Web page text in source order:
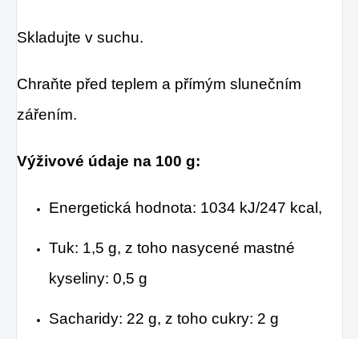
Skladujte v suchu.
Chraňte před teplem a přímým slunečním
zářením.
Výživové údaje na 100 g:
Energetická hodnota: 1034 kJ/247 kcal,
Tuk: 1,5 g, z toho nasycené mastné
kyseliny: 0,5 g
Sacharidy: 22 g, z toho cukry: 2 g